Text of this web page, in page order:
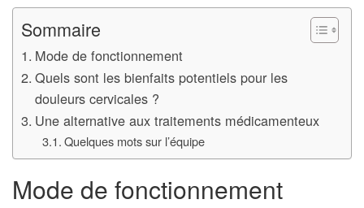
Sommaire
Mode de fonctionnement
Quels sont les bienfaits potentiels pour les
douleurs cervicales ?
Une alternative aux traitements médicamenteux
Quelques mots sur l’équipe
Mode de fonctionnement